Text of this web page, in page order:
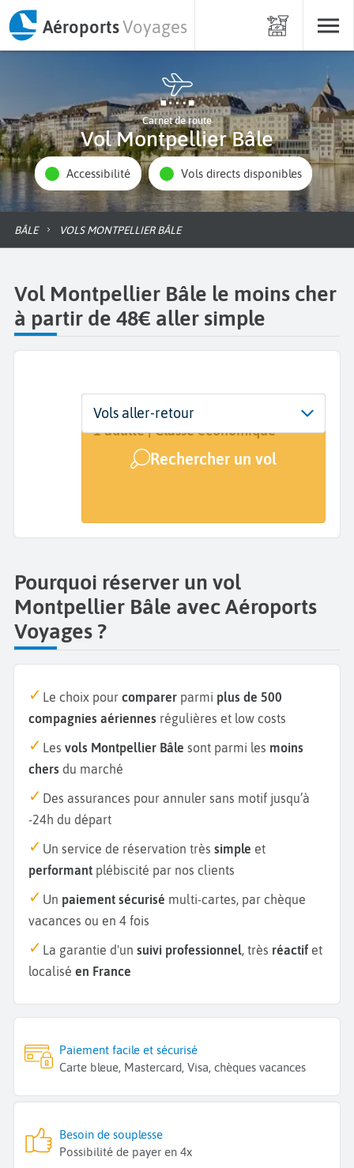
AéroportsVoyages
Carnet de route
Vol Montpellier Bâle
Accessibilité Vols directs disponibles
BÂLE VOLS MONTPELLIER BÂLE
Vol Montpellier Bâle le moins cher
à partir de 48€ aller simple
Départ
Montpellier (MPL)
Dates
Dates de votre voyage
Voyageurs | Classe
1 adulte | Classe économique
Rechercher un vol
Vols aller-retour
Pourquoi réserver un vol
Montpellier Bâle avec Aéroports
Voyages ?
Le choix pour comparer parmi plus de 500
compagnies aériennes régulières et low costs
Les vols Montpellier Bâle sont parmi les moins
chers du marché
Des assurances pour annuler sans motif jusqu’à
-24h du départ
Un service de réservation très simple et
performant plébiscité par nos clients
Un paiement sécurisé multi-cartes, par chèque
vacances ou en 4 fois
La garantie d'un suivi professionnel, très réactif et
localisé en France
Paiement facile et sécurisé
Carte bleue, Mastercard, Visa, chèques vacances
Besoin de souplesse
Possibilité de payer en 4x